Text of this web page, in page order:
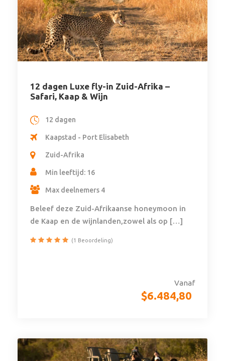
12 dagen Luxe fly-in Zuid-Afrika –
Safari, Kaap & Wijn
Vanaf
$6.484,80
12 dagen
Kaapstad - Port Elisabeth
Zuid-Afrika
Min leeftijd: 16
Max deelnemers 4
Beleef deze Zuid-Afrikaanse honeymoon in
de Kaap en de wijnlanden,zowel als op […]
(1 Beoordeling)